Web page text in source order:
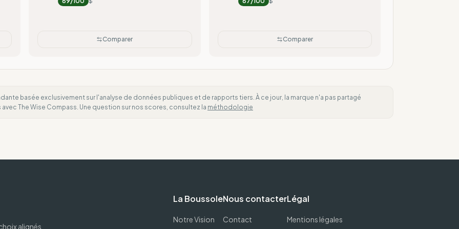
Comparer Comparer
basée exclusivement sur l'analyse de données publiques et de rapports tiers. À ce jour, la marque n'a pas partagé
The Wise Compass. Une question sur nos scores, consultez la méthodologie
alignés
La Boussole
Notre Vision
Nous contacter
Contact
Légal
Mentions légales